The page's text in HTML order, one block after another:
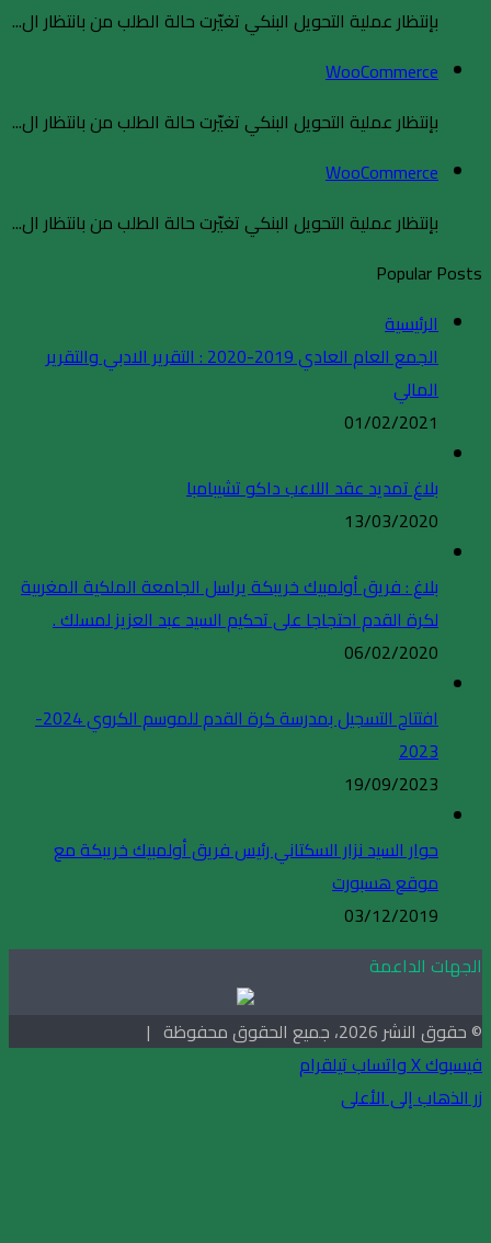
بإنتظار عملية التحويل البنكي تغيّرت حالة الطلب من بانتظار ال...
WooCommerce
بإنتظار عملية التحويل البنكي تغيّرت حالة الطلب من بانتظار ال...
WooCommerce
بإنتظار عملية التحويل البنكي تغيّرت حالة الطلب من بانتظار ال...
Popular Posts
الرئيسية
الجمع العام العادي 2019-2020 : التقرير الادبي والتقرير
المالي
01/02/2021
بلاغ تمديد عقد اللاعب داكو تشيبامبا
13/03/2020
بلاغ : فريق أولمبيك خريبكة يراسل الجامعة الملكية المغربية
لكرة القدم احتجاجا على تحكيم السيد عبد العزيز لمسلك .
06/02/2020
افتتاح التسجيل بمدرسة كرة القدم للموسم الكروي 2024-
2023
19/09/2023
حوار السيد نزار السكتاني رئيس فريق أولمبيك خريبكة مع
موقع هسبورت
03/12/2019
الجهات الداعمة
© حقوق النشر 2026، جميع الحقوق محفوظة |
فيسبوكXواتسابتيلقرام
زر الذهاب إلى الأعلى